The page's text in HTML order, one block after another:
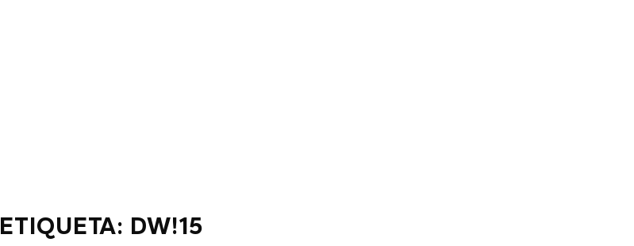
ETIQUETA: DW!15